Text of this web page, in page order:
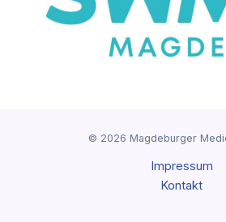
© 2026 Magdeburger
Impressum
Kontakt